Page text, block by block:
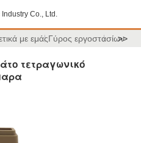
Co., Ltd.
με εμάςΓύρος εργοστασίων
>>
τετραγωνικό